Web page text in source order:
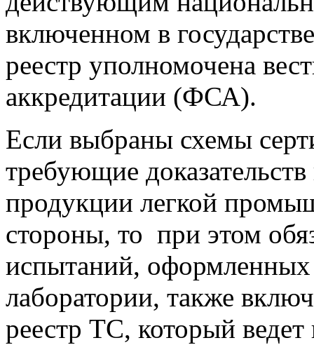
включенном в
реестр уполномочена
аккредитации (ФСА).
Если выбраны схемы
требующие доказательств
продукции легкой
стороны, то при этом
испытаний,
лаборатории, также
реестр ТС, который